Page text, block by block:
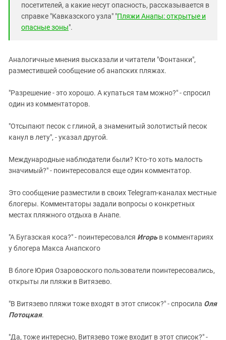
посетителей, а какие несут опасность, рассказывается в
справке "Кавказского узла" "Пляжи Анапы: открытые и
опасные зоны".
Аналогичные мнения высказали и читатели "Фонтанки",
разместившей сообщение об анапских пляжах.
"Разрешение - это хорошо. А купаться там можно?" - спросил
один из комментаторов.
"Отсыпают песок с глиной, а знаменитый золотистый песок
канул в лету", - указал другой.
Международные наблюдатели были? Кто-то хоть малость
значимый?" - поинтересовался еще один комментатор.
Это сообщение разместили в своих Telegram-каналах местные
блогеры. Комментаторы задали вопросы о конкретных
местах пляжного отдыха в Анапе.
"А Бугазская коса?" - поинтересовался Игорьв комментариях
у блогера Макса Анапского
В блоге Юрия Озаровоского пользователи поинтересовались,
открыты ли пляжи в Витязево.
"В Витязево пляжи тоже входят в этот список?" - спросила Оля
Потоцкая.
"Да, тоже интересно, Витязево тоже входит в этот список?" -